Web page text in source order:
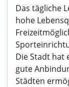
Das tägliche
hohe
Die Stadt hat
gute
Städten